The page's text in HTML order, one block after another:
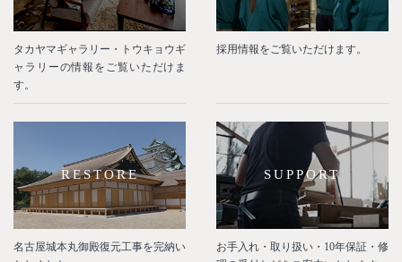
タカヤマギャラリー・トウキョウギ
ャラリーの情報をご覧いただけま
す。
採用情報をご覧いただけます。
RESTORE
名古屋城本丸御殿復元工事を完納い
SUPPORT
お手入れ・取り扱い・10年保証・修